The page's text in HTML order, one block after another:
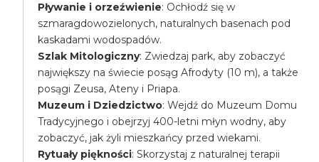
Pływanie i orzeźwienie: Ochłodź się w
szmaragdowozielonych, naturalnych basenach pod
kaskadami wodospadów.
Szlak Mitologiczny: Zwiedzaj park, aby zobaczyć
największy na świecie posąg Afrodyty (10 m), a także
posągi Zeusa, Ateny i Priapa.
Muzeum i Dziedzictwo: Wejdź do Muzeum Domu
Tradycyjnego i obejrzyj 400-letni młyn wodny, aby
zobaczyć, jak żyli mieszkańcy przed wiekami.
Rytuały piękności: Skorzystaj z naturalnej terapii